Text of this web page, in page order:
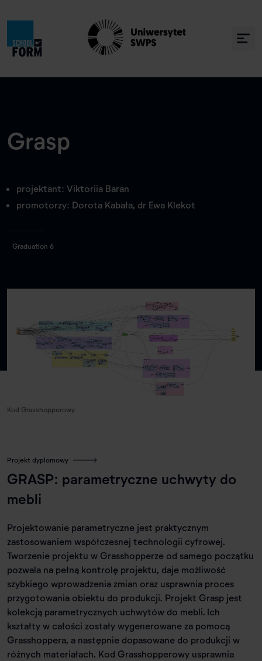
Grasp
projektant: Viktoriia Baran
promotorzy: Dorota Kabała, dr Ewa Klekot
Graduation 6
Kod Grasshopperowy
Projekt dyplomowy
GRASP: parametryczne uchwyty do
mebli
Projektowanie parametryczne jest praktycznym
zastosowaniem współczesnej technologii cyfrowej.
Tworzenie projektu w Grasshopperze od samego początku
pozwala na pełną kontrolę projektu, daje możliwość
szybkiego wprowadzenia zmian oraz usprawnia proces
przygotowania obiektu do produkcji. Projekt Grasp jest
kolekcją parametrycznych uchwytów do mebli. Ich
kształty w całości zostały wygenerowane za pomocą
Grasshoppera, a następnie dopasowane do produkcji w
różnych materiałach. Kod Grasshopperowy usprawnia